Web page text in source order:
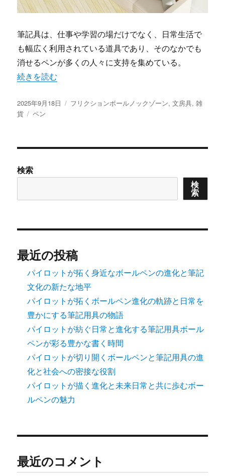
筆記具は、仕事や学習の場だけでなく、日常生活で
も幅広く利用されている道具であり、そのなかでも
消せるペンが多くの人々に支持を集めている。
“消せる便利さを日常にフリクションボールノックゾー
続きを読む
投
稿
2025年9月18日
カ
ー
フリクションボールノックゾーン,文房具,雑
貨
タ
ペン
検索
検
索
最近の投稿
パイロットが拓く身近なボールペンの進化と筆記
文化の新たな地平
パイロットが拓くボールペン進化の軌跡と日常を
豊かにする筆記用具の物語
パイロットが紡ぐ日常と進化する筆記用具ボール
ペンが彩る豊かな書く時間
パイロットが切り開くボールペンと筆記用具の進
化と社会への密接な役割
パイロットが描く進化と未来日常と共に歩むボー
ルペンの魅力
最近のコメント